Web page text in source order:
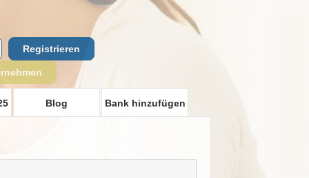
Blog Bank hinzufügen
Registrieren